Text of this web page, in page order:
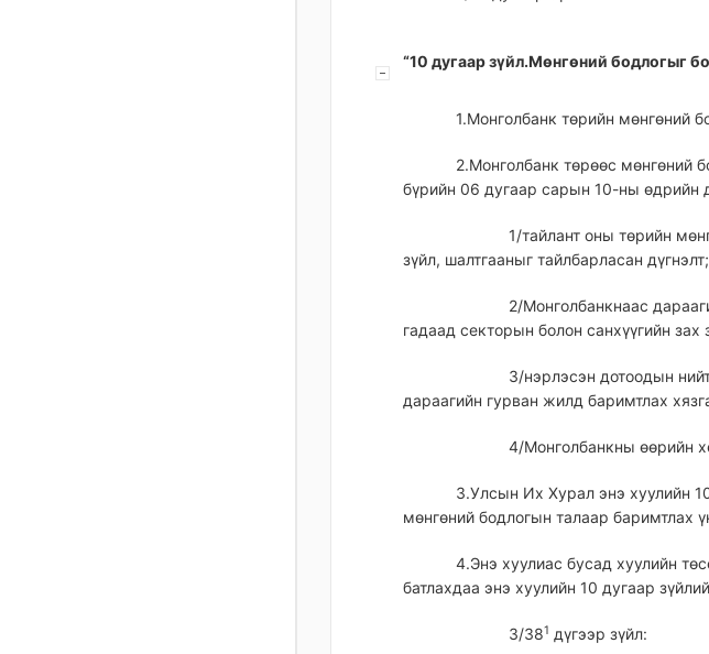
“10 дугаар зүйл.Мөнгөний бодлогыг
1.Монголбанк төрийн мөнгөний
2.Монголбанк төрөөс мөнгөний
бүрийн 06 дугаар сарын 10-ны өдрийн
1/тайлант оны төрийн
зүйл, шалтгааныг тайлбарласан дүгнэлт;
2/Монголбанкнаас
гадаад секторын болон санхүүгийн
3/нэрлэсэн дотоодын
дараагийн гурван жилд баримтлах
4/Монголбанкны өөрийн
3.Улсын Их Хурал энэ хуулийн
мөнгөний бодлогын талаар баримтлах
4.Энэ хуулиас бусад хуулийн
батлахдаа энэ хуулийн 10 дугаар
3/381 дүгээр зүйл: